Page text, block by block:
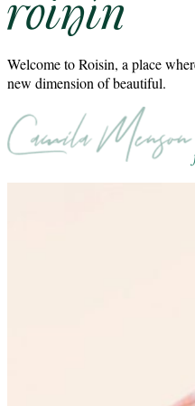
Welcome to Roisin, a place
new dimension of beautiful.